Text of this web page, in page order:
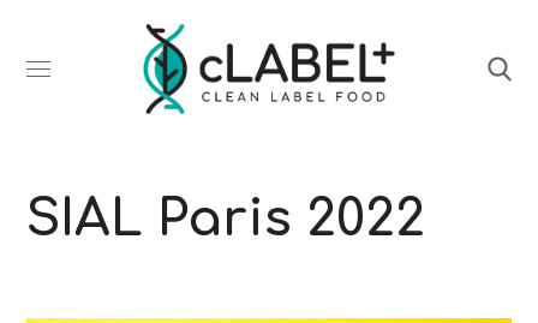
SIAL Paris 2022